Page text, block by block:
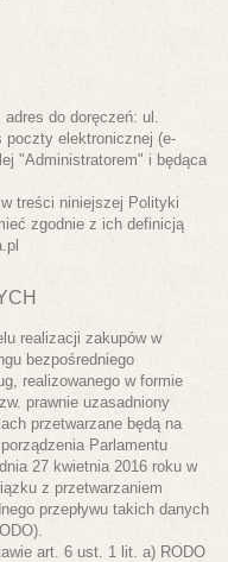
adres do doręczeń: ul.
poczty elektronicznej (e-
"Administratorem" i będąca
treści niniejszej Polityki
zgodnie z ich definicją
realizacji zakupów w
bezpośredniego
realizowanego w formie
prawnie uzasadniony
przetwarzane będą na
Parlamentu
27 kwietnia 2016 roku w
z przetwarzaniem
przepływu takich danych
art. 6 ust. 1 lit. a) RODO